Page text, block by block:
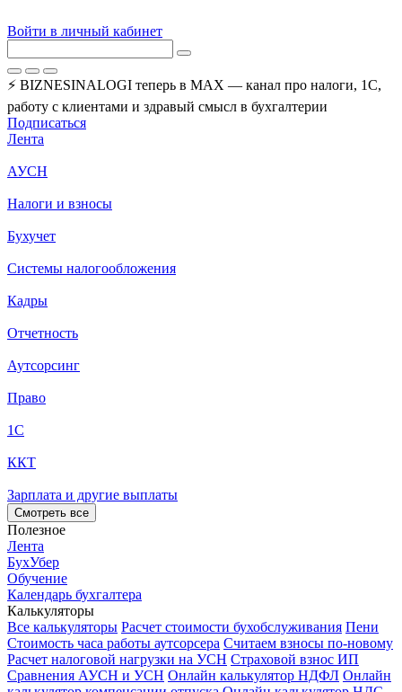
Войти в личный кабинет
⚡ BIZNESINALOGI теперь в MAX — канал про налоги, 1С,
работу с клиентами и здравый смысл в бухгалтерии
Подписаться
Лента
АУСН
Налоги и взносы
Бухучет
Системы налогообложения
Кадры
Отчетность
Аутсорсинг
Право
1С
ККТ
Зарплата и другие выплаты
Смотреть все
Полезное
Лента
БухУбер
Обучение
Календарь бухгалтера
Калькуляторы
Все калькуляторы Расчет стоимости бухобслуживания Пени
Стоимость часа работы аутсорсера Считаем взносы по-новому
Расчет налоговой нагрузки на УСН Страховой взнос ИП
Сравнения АУСН и УСН Онлайн калькулятор НДФЛ Онлайн